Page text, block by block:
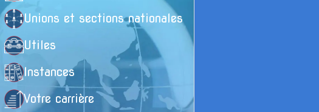
Unions et sections nationales
Utiles
Instances
Votre carrière